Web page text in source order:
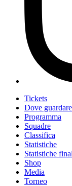
Tickets
Dove guardare
Programma
Squadre
Classifica
Statistiche
Statistiche
Shop
Media
Torneo